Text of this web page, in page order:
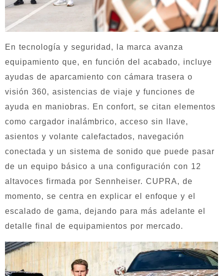
En tecnología y seguridad, la marca avanza
equipamiento que, en función del acabado, incluye
ayudas de aparcamiento con cámara trasera o
visión 360, asistencias de viaje y funciones de
ayuda en maniobras. En confort, se citan elementos
como cargador inalámbrico, acceso sin llave,
asientos y volante calefactados, navegación
conectada y un sistema de sonido que puede pasar
de un equipo básico a una configuración con 12
altavoces firmada por Sennheiser. CUPRA, de
momento, se centra en explicar el enfoque y el
escalado de gama, dejando para más adelante el
detalle final de equipamientos por mercado.